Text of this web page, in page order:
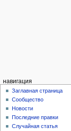
навигация
Заглавная страница
Сообщество
Новости
Последние правки
Случайная статья